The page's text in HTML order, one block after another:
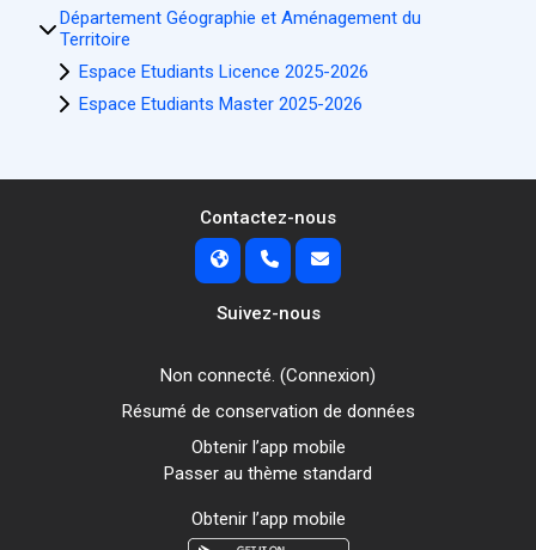
Département Géographie et Aménagement du
Territoire
Espace Etudiants Licence 2025-2026
Espace Etudiants Master 2025-2026
Contactez-nous
Suivez-nous
Non connecté. (Connexion)
Résumé de conservation de données
Obtenir l’app mobile
Passer au thème standard
Obtenir l’app mobile